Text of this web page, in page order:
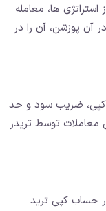
ها، معامله
آن پوزشن، آن را در
کپی، ضریب سود و حد
توسط تریدر
حساب کپی ترید